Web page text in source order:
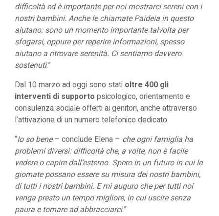
difficoltà ed è importante per noi mostrarci sereni con i
nostri bambini. Anche le chiamate Paideia in questo
aiutano: sono un momento importante talvolta per
sfogarsi, oppure per reperire informazioni, spesso
aiutano a ritrovare serenità. Ci sentiamo davvero
sostenuti.”
Dal 10 marzo ad oggi sono stati oltre 400 gli
interventi di supporto psicologico, orientamento e
consulenza sociale offerti ai genitori, anche attraverso
l’attivazione di un numero telefonico dedicato.
“Io so bene– conclude Elena – che ogni famiglia ha
problemi diversi: difficoltà che, a volte, non è facile
vedere o capire dall’esterno. Spero in un futuro in cui le
giornate possano essere su misura dei nostri bambini,
di tutti i nostri bambini. E mi auguro che per tutti noi
venga presto un tempo migliore, in cui uscire senza
paura e tornare ad abbracciarci.”